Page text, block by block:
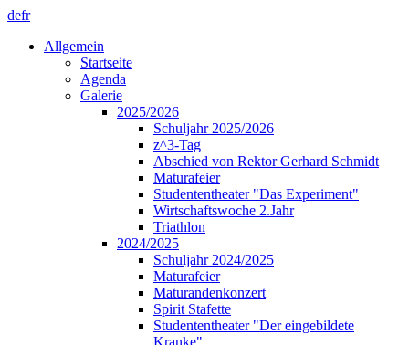
defr
Allgemein
Startseite
Agenda
Galerie
2025/2026
Schuljahr 2025/2026
z^3-Tag
Abschied von Rektor Gerhard Schmidt
Maturafeier
Studententheater "Das Experiment"
Wirtschaftswoche 2.Jahr
Triathlon
2024/2025
Schuljahr 2024/2025
Maturafeier
Maturandenkonzert
Spirit Stafette
Studententheater "Der eingebildete
Kranke"